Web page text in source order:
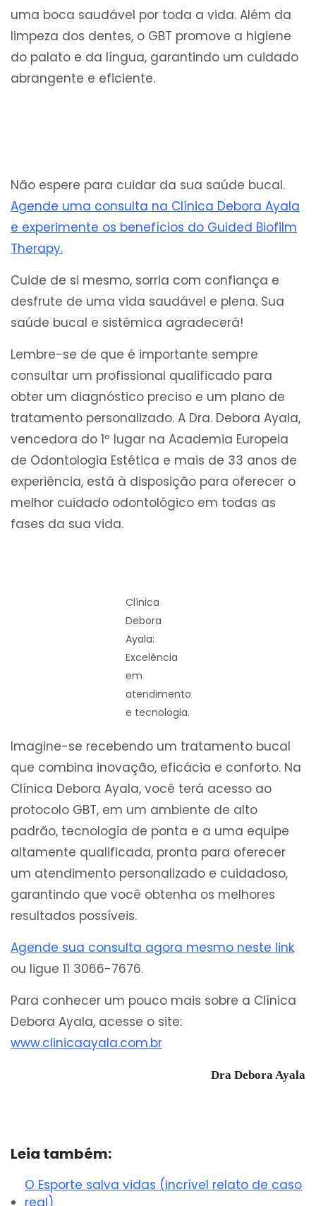
uma boca saudável por toda a vida. Além da
limpeza dos dentes, o GBT promove a higiene
do palato e da língua, garantindo um cuidado
abrangente e eficiente.
Não espere para cuidar da sua saúde bucal.
Agende uma consulta na Clínica Debora Ayala
e experimente os benefícios do Guided Biofilm
Therapy.
Cuide de si mesmo, sorria com confiança e
desfrute de uma vida saudável e plena. Sua
saúde bucal e sistêmica agradecerá!
Lembre-se de que é importante sempre
consultar um profissional qualificado para
obter um diagnóstico preciso e um plano de
tratamento personalizado. A Dra. Debora Ayala,
vencedora do 1º lugar na Academia Europeia
de Odontologia Estética e mais de 33 anos de
experiência, está à disposição para oferecer o
melhor cuidado odontológico em todas as
fases da sua vida.
Clínica
Debora
Ayala:
Excelência
em
atendimento
e tecnologia.
Imagine-se recebendo um tratamento bucal
que combina inovação, eficácia e conforto. Na
Clínica Debora Ayala, você terá acesso ao
protocolo GBT, em um ambiente de alto
padrão, tecnologia de ponta e a uma equipe
altamente qualificada, pronta para oferecer
um atendimento personalizado e cuidadoso,
garantindo que você obtenha os melhores
resultados possíveis.
Agende sua consulta agora mesmo neste link
ou ligue 11 3066-7676.
Para conhecer um pouco mais sobre a Clínica
Debora Ayala, acesse o site:
www.clinicaayala.com.br
Dra Debora Ayala
Leia também:
O Esporte salva vidas (incrível relato de caso
real)